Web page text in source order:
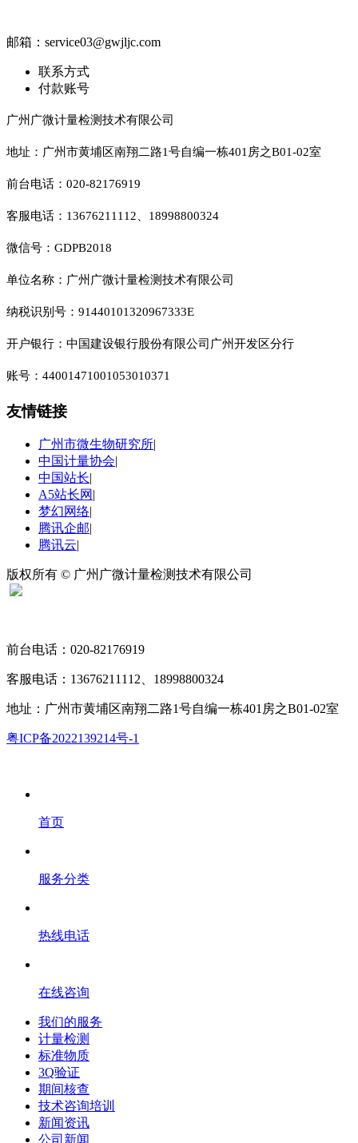
邮箱：service03@gwjljc.com
联系方式
付款账号
广州广微计量检测技术有限公司
地址：广州市黄埔区南翔二路1号自编一栋401房之B01-02室
前台电话：020-82176919
客服电话：13676211112、18998800324
微信号：GDPB2018
单位名称：广州广微计量检测技术有限公司
纳税识别号：91440101320967333E
开户银行：中国建设银行股份有限公司广州开发区分行
账号：44001471001053010371
友情链接
广州市微生物研究所|
中国计量协会|
中国站长|
A5站长网 |
梦幻网络|
腾讯企邮|
腾讯云|
版权所有 © 广州广微计量检测技术有限公司
前台电话：020-82176919
客服电话：13676211112、18998800324
地址：广州市黄埔区南翔二路1号自编一栋401房之B01-02室
粤ICP备2022139214号-1
首页
服务分类
热线电话
在线咨询
我们的服务
计量检测
标准物质
3Q验证
期间核查
技术咨询培训
新闻资讯
公司新闻